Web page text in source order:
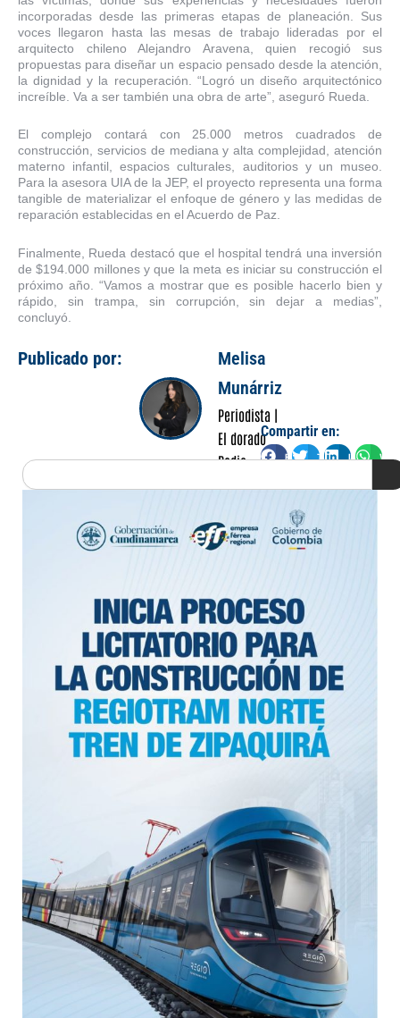
incorporadas desde las primeras etapas de planeación. Sus
voces llegaron hasta las mesas de trabajo lideradas por el
arquitecto chileno Alejandro Aravena, quien recogió sus
propuestas para diseñar un espacio pensado desde la atención,
la dignidad y la recuperación. “Logró un diseño arquitectónico
increíble. Va a ser también una obra de arte”, aseguró Rueda.
El complejo contará con 25.000 metros cuadrados de
construcción, servicios de mediana y alta complejidad, atención
materno infantil, espacios culturales, auditorios y un museo.
Para la asesora UIA de la JEP, el proyecto representa una forma
tangible de materializar el enfoque de género y las medidas de
reparación establecidas en el Acuerdo de Paz.
Finalmente, Rueda destacó que el hospital tendrá una inversión
de $194.000 millones y que la meta es iniciar su construcción el
próximo año. “Vamos a mostrar que es posible hacerlo bien y
rápido, sin trampa, sin corrupción, sin dejar a medias”,
concluyó.
Publicado por:
Melisa
Munárriz
Periodista |
El dorado
Radio
Compartir en:
FacebookTwitterLinkedIn
Search